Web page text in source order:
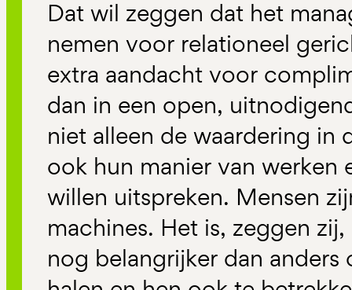
Dat wil zeggen dat het
nemen voor relationeel
extra aandacht voor
dan in een open,
niet alleen de waardering in
ook hun manier van werken
willen uitspreken. Mensen
machines. Het is, zeggen
nog belangrijker dan anders